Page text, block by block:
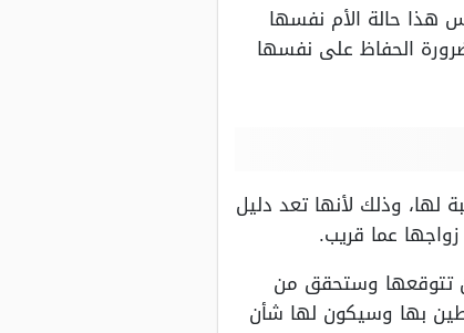
هذا حالة الأم نفسها
الحفاظ على نفسها
لها، وذلك لأنها تعد دليل
عما قريب.
تتوقعها وستحقق من
بها وسيكون لها شأن